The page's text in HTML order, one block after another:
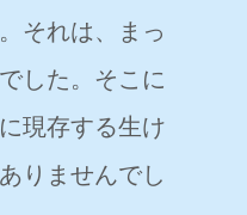
それは、まっ
した。そこに
現存する生け
りませんでし